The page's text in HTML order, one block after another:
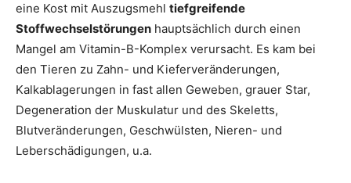
eine Kost mit Auszugsmehl tiefgreifende
Stoffwechselstörungen hauptsächlich durch einen
Mangel am Vitamin-B-Komplex verursacht. Es kam bei
den Tieren zu Zahn- und Kieferveränderungen,
Kalkablagerungen in fast allen Geweben, grauer Star,
Degeneration der Muskulatur und des Skeletts,
Blutveränderungen, Geschwülsten, Nieren- und
Leberschädigungen, u.a.